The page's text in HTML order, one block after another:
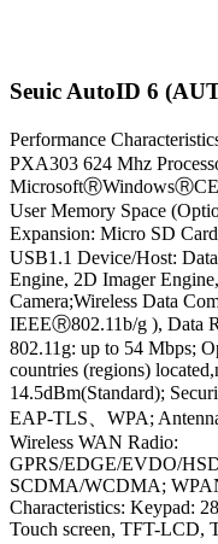
Seuic AutoID 6
Performance
PXA303 624 Mhz
User Memory Space
Expansion: Micro SD
USB1.1 Device/Host:
Engine, 2D Imager
Camera;Wireless Data
IEEEⓇ802.11b/g ), Data
802.11g: up to 54 Mbps;
countries (regions)
14.5dBm(Standard);
EAP-TLS、WPA;
Wireless WAN Radio:
GPRS/EDGE/EVDO/
SCDMA/WCDMA;
Characteristics: Keypad:
Touch screen, TFT-LCD,